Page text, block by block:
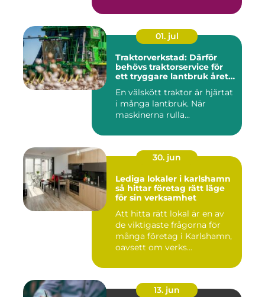
01. jul
Traktorverkstad: Därför
behövs traktorservice för
ett tryggare lantbruk året
En välskött traktor är hjärtat
i många lantbruk. När
maskinerna rulla...
30. jun
Lediga lokaler i karlshamn
så hittar företag rätt läge
för sin verksamhet
Att hitta rätt lokal är en av
de viktigaste frågorna för
många företag i Karlshamn,
oavsett om verks...
13. jun